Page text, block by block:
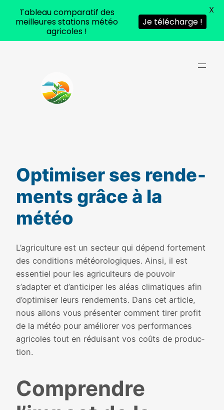
Optimiser ses ren­de­
ments grâce à la
météo
L’agriculture est un sec­teur qui dépend for­te­ment
des condi­tions météo­ro­lo­giques. Ainsi, il est
essen­tiel pour les agri­cul­teurs de pou­voir
s’adapter et d’anticiper les aléas cli­ma­tiques afin
d’optimiser leurs ren­de­ments. Dans cet article,
nous allons vous pré­sen­ter com­ment tirer pro­fit
de la météo pour amé­lio­rer vos per­for­mances
agri­coles tout en rédui­sant vos coûts de pro­duc­
tion.
Comprendre
Tableau comparatif des
meilleures stations météo
agricoles !
Je télécharge !
X